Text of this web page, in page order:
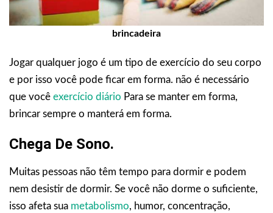
brincadeira
Jogar qualquer jogo é um tipo de exercício do seu corpo
e por isso você pode ficar em forma. não é necessário
que você exercício diário Para se manter em forma,
brincar sempre o manterá em forma.
Chega De Sono.
Muitas pessoas não têm tempo para dormir e podem
nem desistir de dormir. Se você não dorme o suficiente,
isso afeta sua metabolismo, humor, concentração,